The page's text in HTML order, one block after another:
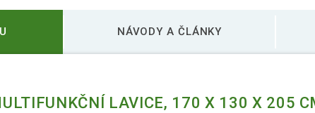
NÁVODY A ČLÁNKY
LAVICE, 170 X 130 X 205